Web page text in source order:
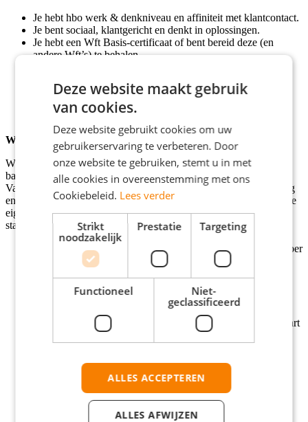
Je hebt hbo werk & denkniveau en affiniteit met klantcontact.
Je bent sociaal, klantgericht en denkt in oplossingen.
Je hebt een Wft Basis-certificaat of bent bereid deze (en
andere Wft’s) te behalen.
DUTCH IS MANDETORY!!!
Wat we bieden:
We bieden een salaris vanaf €2970,- (incl. Vakantiegeld) bruto op
basis van 40 uur passend bij jouw ervaring en expertise.
Vakantiegeld betalen wij 1x per jaar uit. Je krijgt volop begeleiding
en uitdaging, breed traineeship met diepgang en houdt regie over je
eigen carrière. Focus op persoonlijke ontwikkeling en vakkennis
staat centraal. Verder bieden wij:
Een (mogelijkheid tot een) vast contract voor 32 tot 36 uur per
week met een proeftijd van twee maanden.
pensioenregeling en 25 vakantiedagen.
Mogelijkheid voor het kiezen voor een Team Eiffel Fiets
Nog geen WFT Basis? Geen probleem, behaal je voor je start
al je WFT, dan ontvang je een mooie bonus vanuit ons.
Een hechte community van trainees en consultants.
Een persoonlijke coach die jou begeleid in jouw carrière.
Deze website maakt gebruik
van cookies.
Deze website gebruikt cookies om uw
gebruikerservaring te verbeteren. Door
onze website te gebruiken, stemt u in met
alle cookies in overeenstemming met ons
Cookiebeleid. Lees verder
Strikt
noodzakelijk
Prestatie Targeting
Functioneel
Niet-
geclassificeerd
ALLES ACCEPTEREN
ALLES AFWIJZEN